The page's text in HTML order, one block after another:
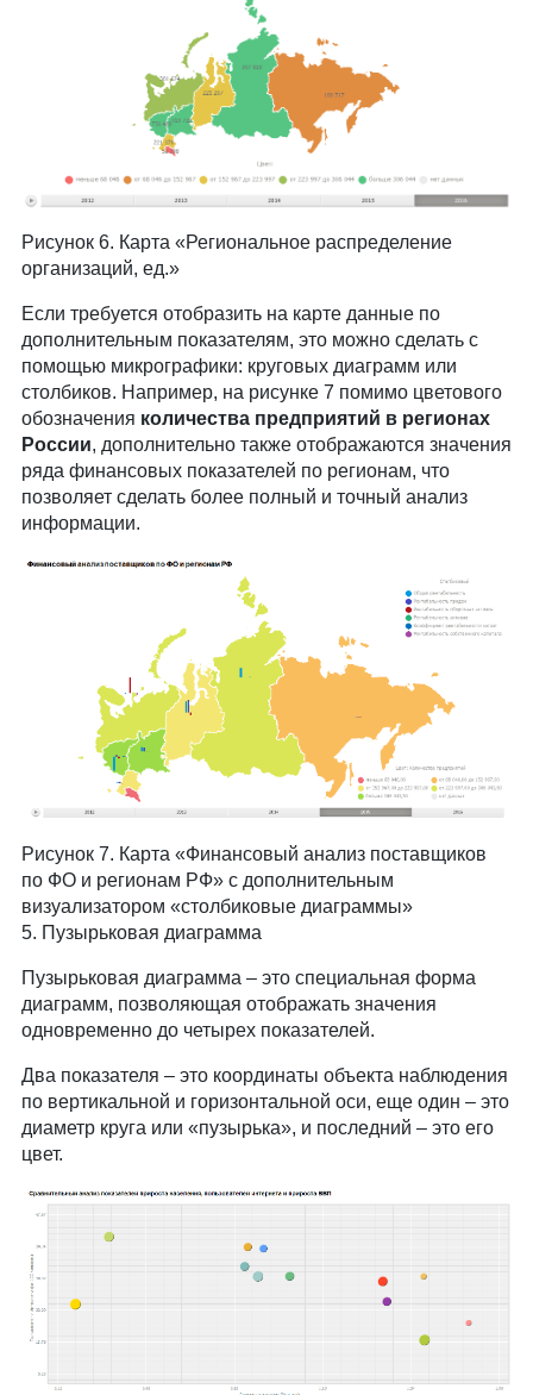
Рисунок 6. Карта «Региональное распределение
организаций, ед.»
Если требуется отобразить на карте данные по
дополнительным показателям, это можно сделать с
помощью микрографики: круговых диаграмм или
столбиков. Например, на рисунке 7 помимо цветового
обозначения количества предприятий в регионах
России, дополнительно также отображаются значения
ряда финансовых показателей по регионам, что
позволяет сделать более полный и точный анализ
информации.
Рисунок 7. Карта «Финансовый анализ поставщиков
по ФО и регионам РФ» с дополнительным
визуализатором «столбиковые диаграммы»
5. Пузырьковая диаграмма
Пузырьковая диаграмма – это специальная форма
диаграмм, позволяющая отображать значения
одновременно до четырех показателей.
Два показателя – это координаты объекта наблюдения
по вертикальной и горизонтальной оси, еще один – это
диаметр круга или «пузырька», и последний – это его
цвет.